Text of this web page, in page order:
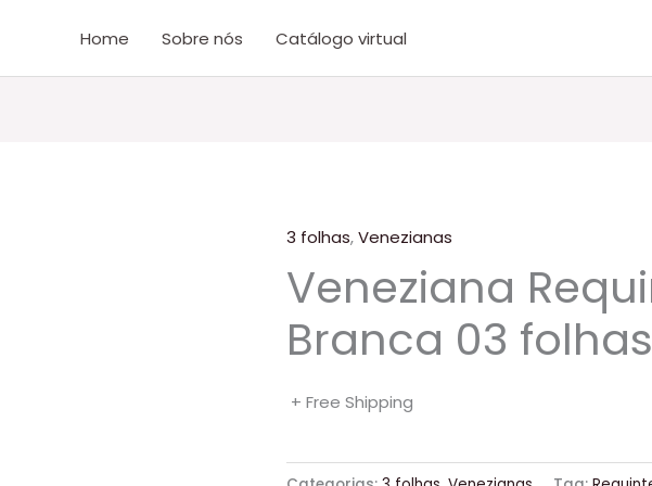
Home Sobre nós Catálogo virtual
3 folhas,Venezianas
Veneziana
Branca 03
+ Free Shipping